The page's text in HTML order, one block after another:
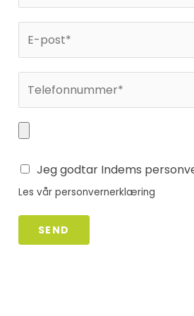
Jeg godtar Indems
Les vår personvernerklæring
SEND